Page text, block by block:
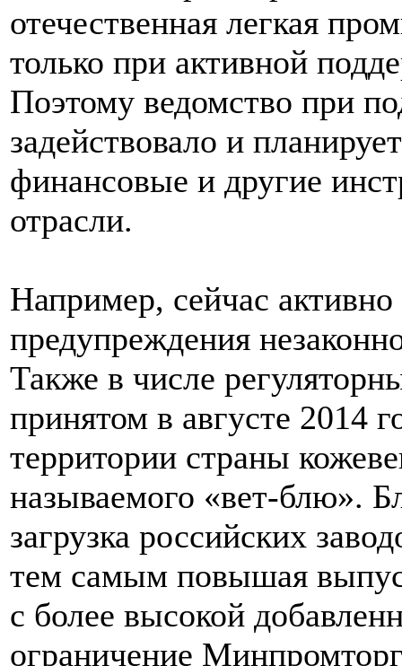
отечественная легкая
только при активной
Поэтому ведомство при
задействовало и
финансовые и другие
отрасли.
Например, сейчас
предупреждения
Также в числе
принятом в августе 2014
территории страны
называемого «вет-блю».
загрузка российских
тем самым повышая
с более высокой
ограничение